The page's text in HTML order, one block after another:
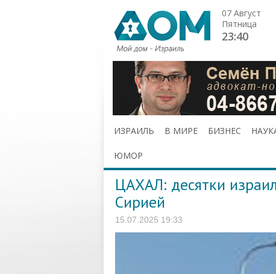
07 Август
Пятница
23:40
ИЗРАИЛЬ В МИРЕ БИЗНЕС
ЮМОР
ЦАХАЛ: десятки
Сирией
15.07.2025 19:33